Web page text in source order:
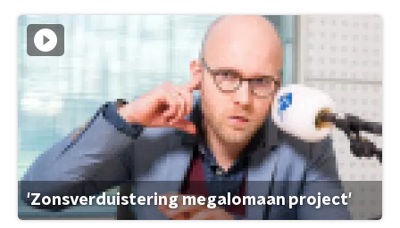
'Zonsverduistering megalomaan project'